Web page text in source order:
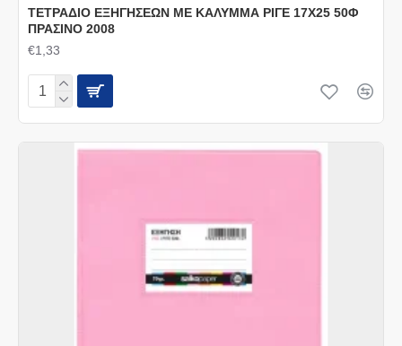
ΤΕΤΡΑΔΙΟ ΕΞΗΓΗΣΕΩΝ ΜΕ ΚΑΛΥΜΜΑ ΡΙΓΕ 17Χ25 50Φ
ΠΡΑΣΙΝΟ 2008
€1,33